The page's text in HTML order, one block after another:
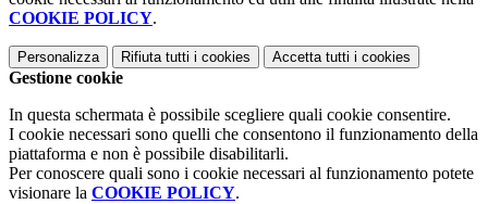
COOKIE POLICY.
Personalizza Rifiuta tutti i cookies Accetta tutti i cookies
Gestione cookie
In questa schermata è possibile scegliere quali cookie consentire.
I cookie necessari sono quelli che consentono il funzionamento della
piattaforma e non è possibile disabilitarli.
Per conoscere quali sono i cookie necessari al funzionamento potete
visionare la COOKIE POLICY.